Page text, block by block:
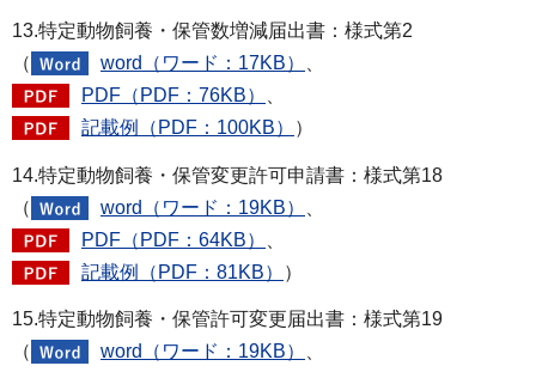
13.特定動物飼養・保管数増減届出書：様式第2
（
word（ワード：17KB）
PDF（PDF：76KB）
記載例（PDF：100KB）
）
14.特定動物飼養・保管変更許可申請書：様式第18
（
word（ワード：19KB）
PDF（PDF：64KB）
記載例（PDF：81KB）
）
15.特定動物飼養・保管許可変更届出書：様式第19
（
word（ワード：19KB）